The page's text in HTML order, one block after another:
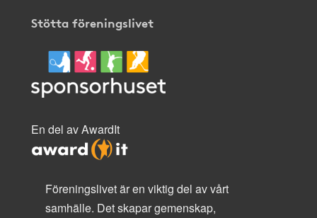
Stötta föreningslivet
En del av AwardIt
Föreningslivet är en viktig del av vårt
samhälle. Det skapar gemenskap,